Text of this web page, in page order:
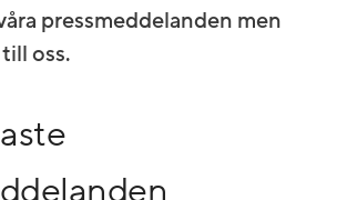
pressmeddelanden men
oss.